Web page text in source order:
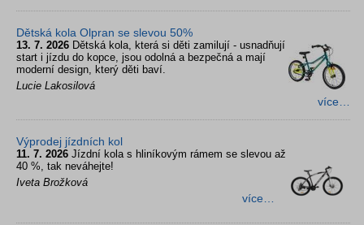
Dětská kola Olpran se slevou 50%
13. 7. 2026 Dětská kola, která si děti zamilují - usnadňují
start i jízdu do kopce, jsou odolná a bezpečná a mají
moderní design, který děti baví.
Lucie Lakosilová
více…
Výprodej jízdních kol
11. 7. 2026 Jízdní kola s hliníkovým rámem se slevou až
40 %, tak neváhejte!
Iveta Brožková
více…